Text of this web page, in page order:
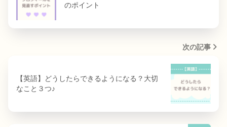
のポイント
次の記事
【英語】どうしたらできるようになる？大切
なこと３つ♪